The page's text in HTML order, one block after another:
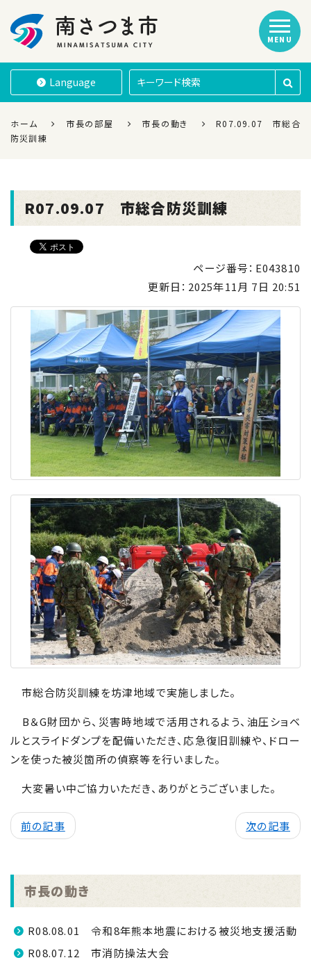
南さつま市
Language
MENU
ホーム 市長の部屋 市長の動き
R07.09.07 市総合
防災訓練
R07.09.07 市総合防災訓練
ページ番号：E043810
更新日： 2025年11月 7日 20:51
市総合防災訓練を坊津地域で実施しました。
B＆G財団から、災害時地域で活用されるよう、油圧ショベ
ルとスライドダンプを配備いただき、応急復旧訓練や、ドロー
ンを使った被災箇所の偵察等を行いました。
大変暑い中ご協力いただき、ありがとうございました。
前の記事 次の記事
市長の動き
R08.08.01 令和8年熊本地震における被災地支援活動
R08.07.12 市消防操法大会